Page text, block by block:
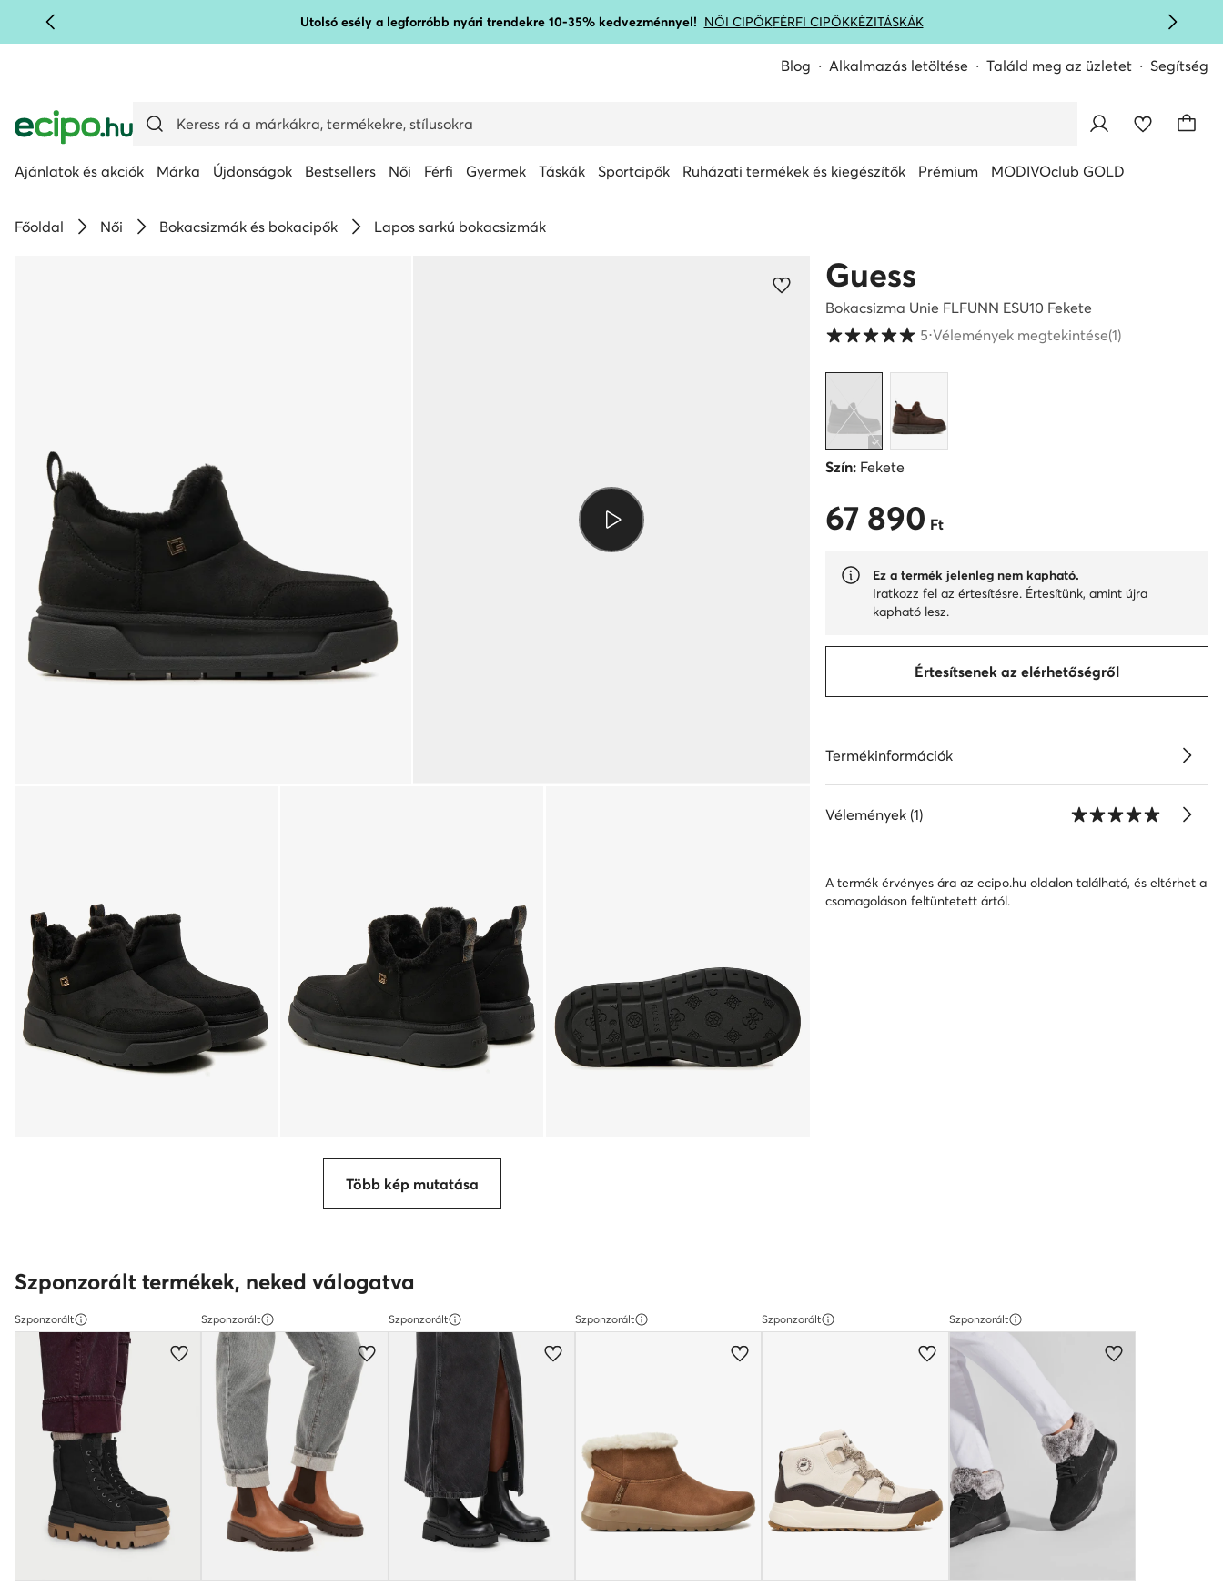
UGRÁS A FŐ TARTALOMRA Utolsó esély a legforróbb nyári trendekre 10-35% kedvezménnyel! NŐI CIPŐKFÉRFI CIPŐKKÉZITÁSKÁK
Blog Alkalmazás letöltése Találd meg az üzletet Segítség
Ajánlatok és akciók Márka Újdonságok Bestsellers Női Férfi Gyermek Táskák Sportcipők Ruházati termékek és kiegészítők Prémium MODIVOclub GOLD
Főoldal Női Bokacsizmák és bokacipők Lapos sarkú bokacsizmák
Több kép mutatása
Guess
Bokacsizma Unie FLFUNN ESU10 Fekete
Vásárlói értékelések 1-5 skálán
5⋅Vélemények megtekintése(1)
Szín:Fekete
67 890 Ft
67 890 Ft
Ez a termék jelenleg nem kapható.
Iratkozz fel az értesítésre. Értesítünk, amint újra
kapható lesz.
Értesítsenek az elérhetőségről
Termékinformációk
Vélemények (1)
A termék érvényes ára az ecipo.hu oldalon található, és eltérhet a
csomagoláson feltüntetett ártól.
Szponzorált termékek, neked válogatva
Szponzorált Szponzorált Szponzorált Szponzorált Szponzorált Szponzorált